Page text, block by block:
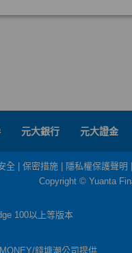
元大銀行 元大證金
全 保密措施 隱私權保護聲明
Copyright © Yuanta
100以上等版本
錢塘潮公司提供